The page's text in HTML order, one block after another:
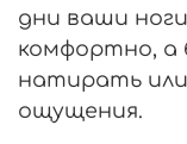
дни ваши
комфортно, а
натирать
ощущения.